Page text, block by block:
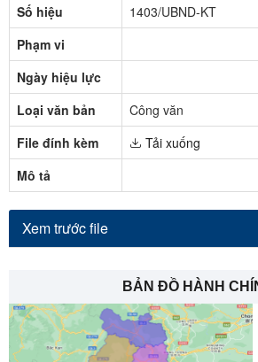
Số hiệu
1403/UBND-KT
Phạm vi
Ngày hiệu lực
Loại văn bản
Công văn
File đính kèm
Tải xuống
Mô tả
Xem trước file
BẢN ĐỒ HÀNH